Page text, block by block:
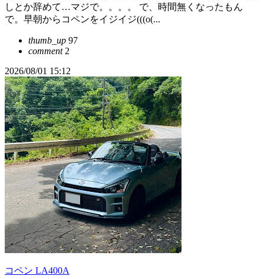
しとか辞めて…マジで。。。。 で、時間無くなったもん
で。早朝からコペンをイジイジ(((o(...
thumb_up 97
comment2
2026/08/01 15:12
コペン LA400A